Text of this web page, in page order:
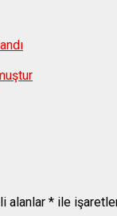
alanlar * ile